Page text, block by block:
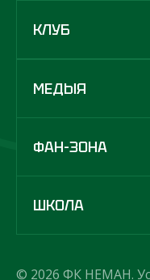
КЛУБ
МЕДЫЯ
ФАН-ЗОНА
ШКОЛА
© 2026 ФК НЕМАН.